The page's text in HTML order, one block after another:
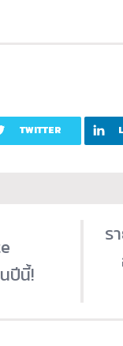
TWITTER
ปีนี้!
ร